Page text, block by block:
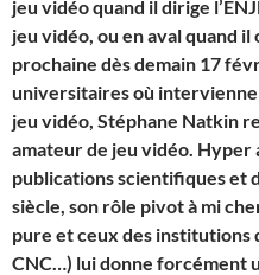
jeu vidéo quand il dirige
jeu vidéo, ou en aval quand
prochaine dès demain 17
universitaires où
jeu vidéo, Stéphane Natkin
amateur de jeu vidéo.
publications scientifiques et
siècle, son rôle pivot à mi
pure et ceux des institutions
CNC…) lui donne forcément